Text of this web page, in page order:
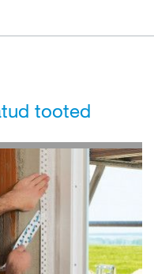
tooted